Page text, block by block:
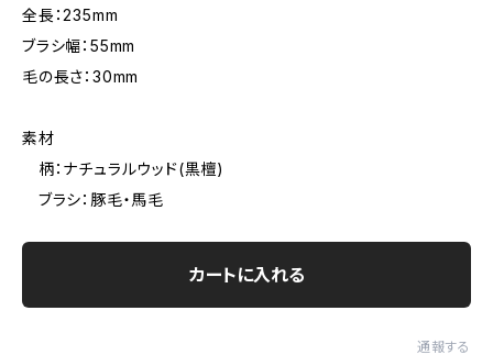
全長：235mm
ブラシ幅：55mm
毛の長さ：30mm
素材
柄：ナチュラルウッド(黒檀)
ブラシ：豚毛・馬毛
カートに入れる
通報する